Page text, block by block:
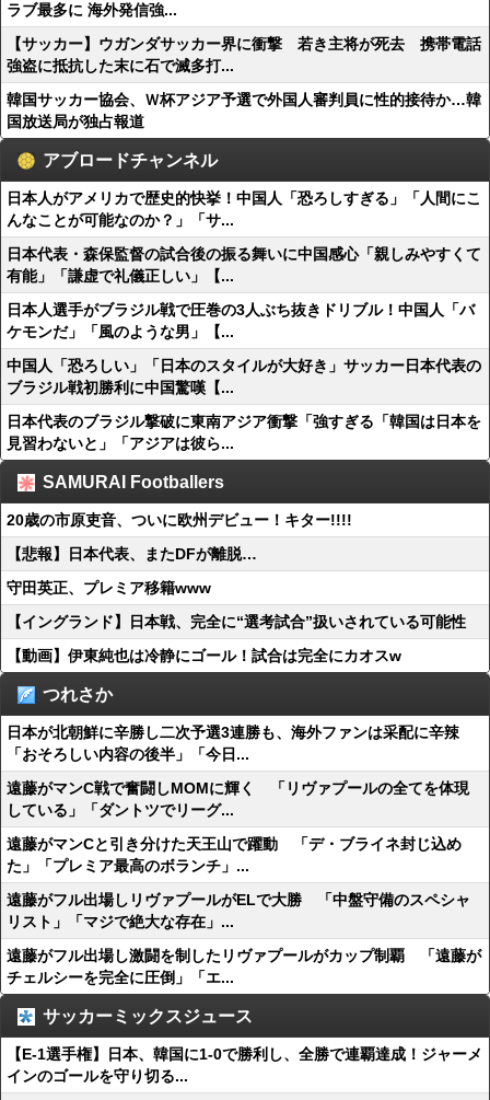
ラブ最多に 海外発信強...
【サッカー】ウガンダサッカー界に衝撃 若き主将が死去 携帯電話
強盗に抵抗した末に石で滅多打...
韓国サッカー協会、Ｗ杯アジア予選で外国人審判員に性的接待か…韓
国放送局が独占報道
アブロードチャンネル
日本人がアメリカで歴史的快挙！中国人「恐ろしすぎる」「人間にこ
んなことが可能なのか？」「サ...
日本代表・森保監督の試合後の振る舞いに中国感心「親しみやすくて
有能」「謙虚で礼儀正しい」【...
日本人選手がブラジル戦で圧巻の3人ぶち抜きドリブル！中国人「バ
ケモンだ」「風のような男」【...
中国人「恐ろしい」「日本のスタイルが大好き」サッカー日本代表の
ブラジル戦初勝利に中国驚嘆【...
日本代表のブラジル撃破に東南アジア衝撃「強すぎる「韓国は日本を
見習わないと」「アジアは彼ら...
SAMURAI Footballers
20歳の市原吏音、ついに欧州デビュー！キター!!!!
【悲報】日本代表、またDFが離脱…
守田英正、プレミア移籍www
【イングランド】日本戦、完全に“選考試合”扱いされている可能性
【動画】伊東純也は冷静にゴール！試合は完全にカオスw
つれさか
日本が北朝鮮に辛勝し二次予選3連勝も、海外ファンは采配に辛辣
「おそろしい内容の後半」「今日...
遠藤がマンC戦で奮闘しMOMに輝く 「リヴァプールの全てを体現
している」「ダントツでリーグ...
遠藤がマンCと引き分けた天王山で躍動 「デ・ブライネ封じ込め
た」「プレミア最高のボランチ」...
遠藤がフル出場しリヴァプールがELで大勝 「中盤守備のスペシャ
リスト」「マジで絶大な存在」...
遠藤がフル出場し激闘を制したリヴァプールがカップ制覇 「遠藤が
チェルシーを完全に圧倒」「エ...
サッカーミックスジュース
【E-1選手権】日本、韓国に1-0で勝利し、全勝で連覇達成！ジャーメ
インのゴールを守り切る...